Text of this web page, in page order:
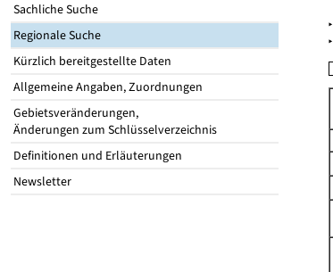
Sachliche Suche
Regionale Suche
Kürzlich bereitgestellte Daten
Allgemeine Angaben, Zuordnungen
Gebietsveränderungen,
Änderungen zum Schlüsselverzeichnis
Definitionen und Erläuterungen
Newsletter
▸
▸